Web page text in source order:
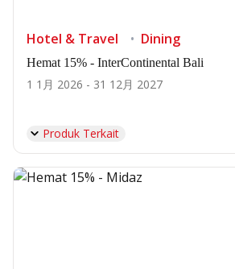
Hotel & Travel Dining
Hemat 15% - InterContinental Bali
1 1月 2026 - 31 12月 2027
Produk Terkait